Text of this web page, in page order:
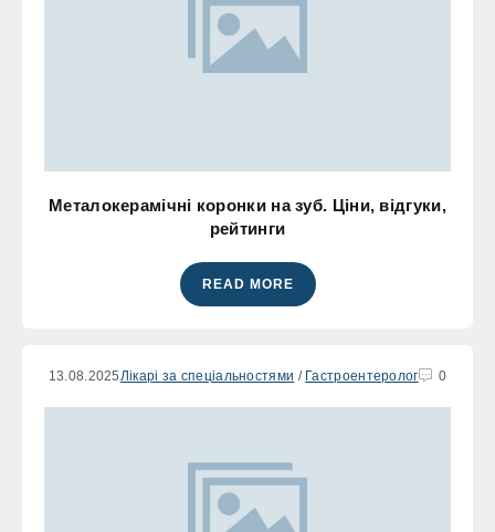
Металокерамічні коронки на зуб. Ціни, відгуки,
рейтинги
READ MORE
13.08.2025 Лікарі за спеціальностями / Гастроентеролог 0